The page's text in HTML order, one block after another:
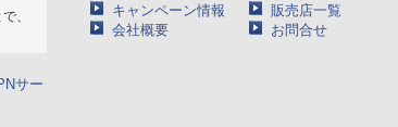
、
サー
キャンペーン情報
販売店一覧
会社概要
お問合せ